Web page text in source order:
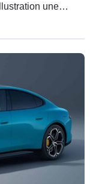
une
le feu vert.